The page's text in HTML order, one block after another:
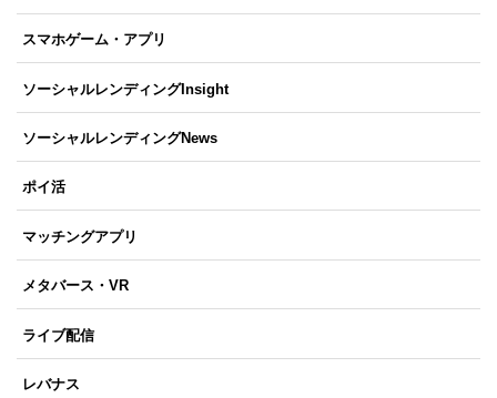
スマホゲーム・アプリ
ソーシャルレンディングInsight
ソーシャルレンディングNews
ポイ活
マッチングアプリ
メタバース・VR
ライブ配信
レバナス